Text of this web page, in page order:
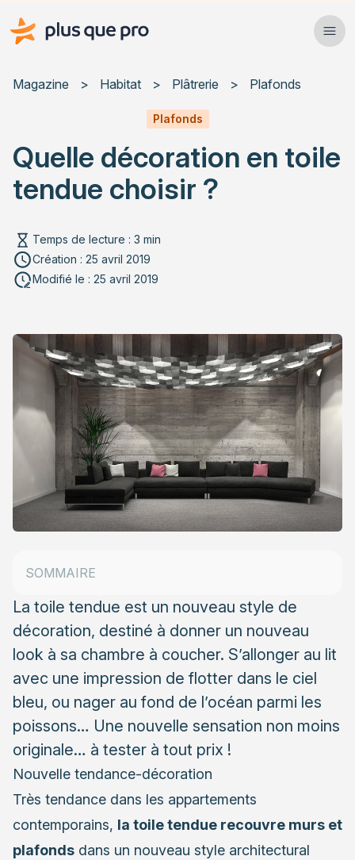
Plus que pro Mag'
Services
Actualités
Rechercher un article
Magazine > Habitat > Plâtrerie > Plafonds
Plafonds
Quelle décoration en toile
tendue choisir ?
Temps de lecture : 3 min
Création : 25 avril 2019
Modifié le : 25 avril 2019
La toile tendue est un nouveau style de
décoration, destiné à donner un nouveau
look à sa chambre à coucher. S’allonger au lit
avec une impression de flotter dans le ciel
bleu, ou nager au fond de l’océan parmi les
poissons… Une nouvelle sensation non moins
originale… à tester à tout prix !
Nouvelle tendance-décoration
Très tendance dans les appartements
contemporains, la toile tendue recouvre murs et
plafonds dans un nouveau style architectural
SOMMAIRE
Nouvelle tendance-décoration
Caractéristiques de la toile tendue